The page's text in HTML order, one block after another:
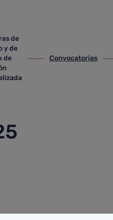
servicio y de sección de
de
y de
de
ir-a Convocatorias
Convocatorias
ir-a